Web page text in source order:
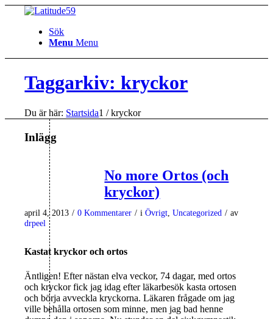
Sök
Menu Menu
Taggarkiv: kryckor
Du är här: Startsida1 / kryckor
Inlägg
No more Ortos (och
kryckor)
april 4, 2013 / 0 Kommentarer / iÖvrigt ,Uncategorized / av
drpeel
Kastat kryckor och ortos
Äntligen! Efter nästan elva veckor, 74 dagar, med ortos
och kryckor fick jag idag efter läkarbesök kasta ortosen
och börja avveckla kryckorna. Läkaren frågade om jag
ville behålla ortosen som minne, men jag bad henne